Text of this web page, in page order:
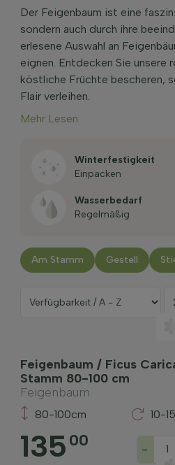
Der Feigenbaum ist eine
sondern auch durch ihre
erlesene Auswahl an
eignen. Entdecken Sie unsere
köstliche Früchte bescheren,
Flair verleihen.
Mehr Lesen
Winterfestigkeit
Einpacken
Wasserbedarf
Regelmäßig
Am Stamm Gestell
Feigenbaum / Ficus
Stamm 80-100 cm
Feigenbaum
80-100cm 10-
135 00 -